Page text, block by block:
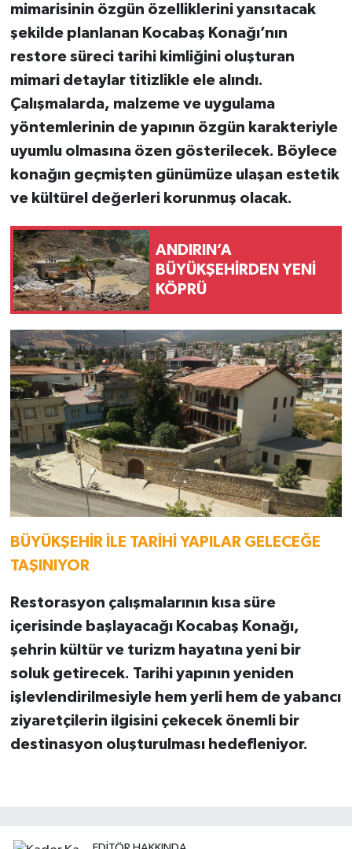
mimarisinin özgün özelliklerini yansıtacak
şekilde planlanan Kocabaş Konağı’nın
restore süreci tarihi kimliğini oluşturan
mimari detaylar titizlikle ele alındı.
Çalışmalarda, malzeme ve uygulama
yöntemlerinin de yapının özgün karakteriyle
uyumlu olmasına özen gösterilecek. Böylece
konağın geçmişten günümüze ulaşan estetik
ve kültürel değerleri korunmuş olacak.
ANDIRIN’A
BÜYÜKŞEHİRDEN YENİ
KÖPRÜ
BÜYÜKŞEHİR İLE TARİHİ YAPILAR GELECEĞE
TAŞINIYOR
Restorasyon çalışmalarının kısa süre
içerisinde başlayacağı Kocabaş Konağı,
şehrin kültür ve turizm hayatına yeni bir
soluk getirecek. Tarihi yapının yeniden
işlevlendirilmesiyle hem yerli hem de yabancı
ziyaretçilerin ilgisini çekecek önemli bir
destinasyon oluşturulması hedefleniyor.